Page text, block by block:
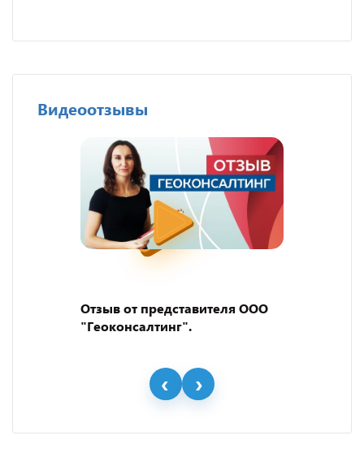
Видеоотзывы
Отзыв от представителя ООО
"Геоконсалтинг".